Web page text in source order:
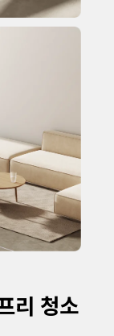
리 청소